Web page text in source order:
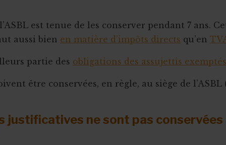
est tenue de les conserver pendant 7 ans.
aussi bien en matière d’impôts directs qu’en
partie des obligations des assujettis exemptés
être conservées, en règle, au siège de l’ASBL
justificatives ne sont pas conservées